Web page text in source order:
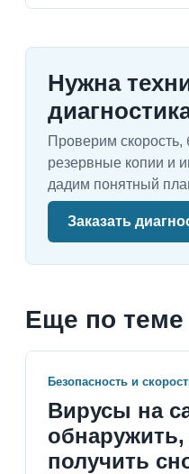
Нужна
Проверим скорость,
резервные копии и
дадим понятный
Заказать
Еще по теме
Безопасность и
Вирусы на
получить